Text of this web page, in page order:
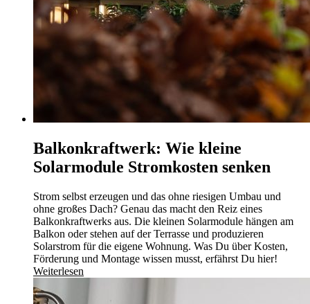
Balkonkraftwerk: Wie kleine
Solarmodule Stromkosten senken
Strom selbst erzeugen und das ohne riesigen Umbau und
ohne großes Dach? Genau das macht den Reiz eines
Balkonkraftwerks aus. Die kleinen Solarmodule hängen am
Balkon oder stehen auf der Terrasse und produzieren
Solarstrom für die eigene Wohnung. Was Du über Kosten,
Förderung und Montage wissen musst, erfährst Du hier!
Weiterlesen